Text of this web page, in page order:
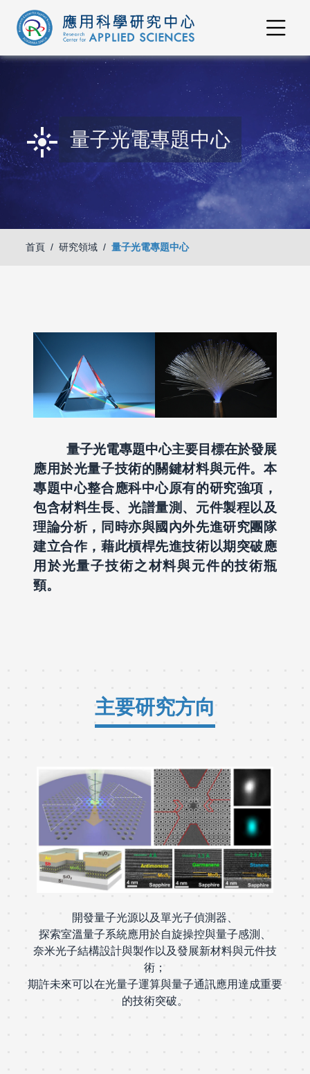
flare 量子光電專題中心
首頁 研究領域 量子光電專題中心
量子光電專題中心主要目標在於發展
應用於光量子技術的關鍵材料與元件。本
專題中心整合應科中心原有的研究強項，
包含材料生長、光譜量測、元件製程以及
理論分析，同時亦與國內外先進研究團隊
建立合作，藉此槓桿先進技術以期突破應
用於光量子技術之材料與元件的技術瓶
頸。
主要研究方向
開發量子光源以及單光子偵測器、
探索室溫量子系統應用於自旋操控與量子感測、
奈米光子結構設計與製作以及發展新材料與元件技
術；
期許未來可以在光量子運算與量子通訊應用達成重要
的技術突破。